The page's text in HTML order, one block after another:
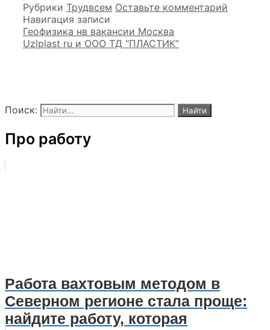
Рубрики Трудвсем Оставьте комментарий
Навигация записи
Геофизика нв вакансии Москва
Uzlplast ru и ООО ТД “ПЛАСТИК”
Поиск:
Про работу
Работа вахтовым методом в
Северном регионе стала проще:
найдите работу, которая